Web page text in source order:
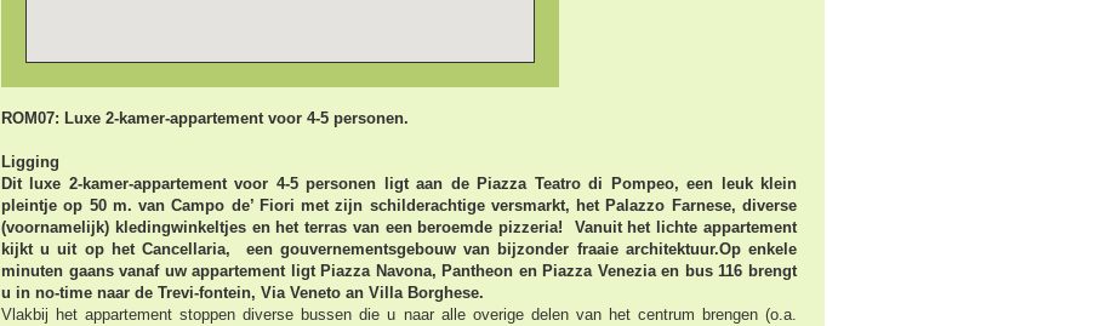
ROM07: Luxe 2-kamer-appartement voor 4-5 personen.
Ligging
Dit luxe 2-kamer-appartement voor 4-5 personen ligt aan de Piazza Teatro di Pompeo, een leuk klein
pleintje op 50 m. van Campo de’ Fiori met zijn schilderachtige versmarkt, het Palazzo Farnese, diverse
(voornamelijk) kledingwinkeltjes en het terras van een beroemde pizzeria!
Vanuit het lichte appartement
kijkt u uit op het Cancellaria,
een gouvernementsgebouw van bijzonder fraaie architektuur.Op enkele
minuten gaans vanaf uw appartement ligt Piazza Navona, Pantheon en Piazza Venezia en bus 116 brengt
u in no-time naar de Trevi-fontein, Via Veneto an Villa Borghese.
Vlakbij het appartement stoppen diverse bussen die u naar alle overige delen van het centrum brengen (o.a.